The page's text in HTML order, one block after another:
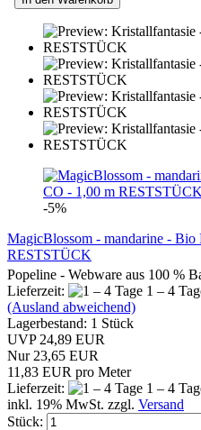
-5%
MagicBlossom - mandarine -
RESTSTÜCK
Popeline - Webware aus 100 %
Lieferzeit:
1 – 4
(Ausland abweichend)
Lagerbestand: 1 Stück
UVP 24,89 EUR
Nur 23,65 EUR
11,83 EUR pro Meter
Lieferzeit:
1 – 4
inkl. 19% MwSt. zzgl. Versand
Stück: